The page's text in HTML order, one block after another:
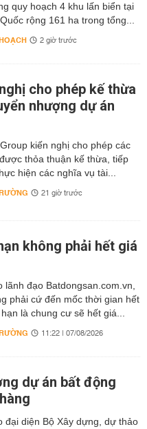
quy hoạch 4 khu lấn biển tại
rộng 161 ha trong tổng...
2 giờ trước
cho phép kế thừa
nhượng dự án
kiến nghị cho phép các
thỏa thuận kế thừa, tiếp
hiện các nghĩa vụ tài...
21 giờ trước
không phải hết giá
lãnh đạo Batdongsan.com.vn,
phải cứ đến mốc thời gian hết
là chung cư sẽ hết giá...
11:22 | 07/08/2026
dự án bất động
đại diện Bộ Xây dựng, dự thảo